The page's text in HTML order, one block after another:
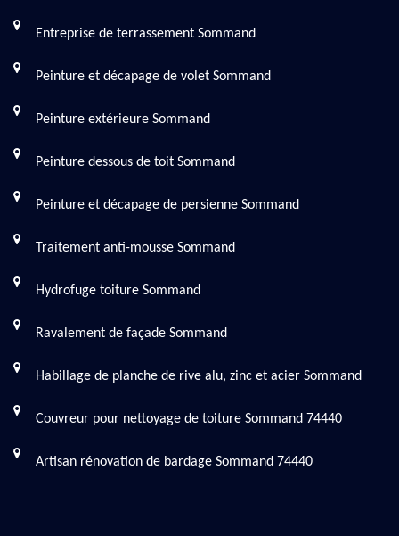
Entreprise de terrassement Sommand
Peinture et décapage de volet Sommand
Peinture extérieure Sommand
Peinture dessous de toit Sommand
Peinture et décapage de persienne Sommand
Traitement anti-mousse Sommand
Hydrofuge toiture Sommand
Ravalement de façade Sommand
Habillage de planche de rive alu, zinc et acier Sommand
Couvreur pour nettoyage de toiture Sommand 74440
Artisan rénovation de bardage Sommand 74440